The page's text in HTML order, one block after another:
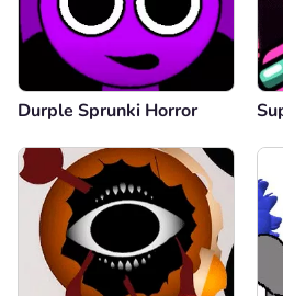
Durple Sprunki Horror